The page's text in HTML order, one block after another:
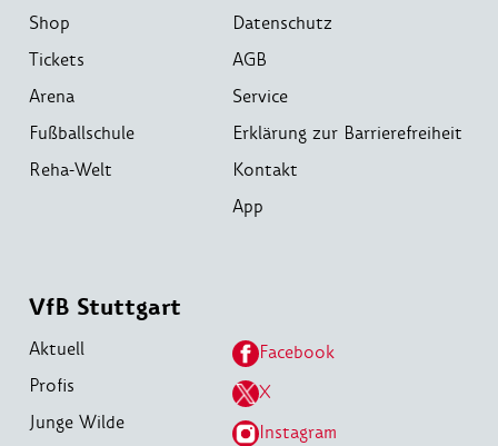
Shop
Tickets
Arena
Fußballschule
Reha-Welt
Datenschutz
AGB
Service
Erklärung zur Barrierefreiheit
Kontakt
App
VfB Stuttgart
Aktuell
Profis
Junge Wilde
Facebook
X
Instagram